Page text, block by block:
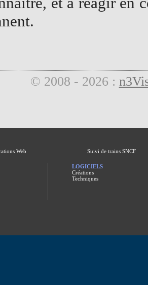
© 2008 - 2026 :
Web Suivi de trains SNCF
LOGICIELS
Créations
Techniques